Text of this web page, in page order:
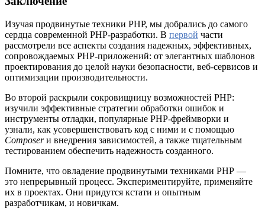
Изучая продвинутые техники PHP, мы добрались до самого
сердца современной PHP-разработки. В первой части
рассмотрели все аспекты создания надежных, эффективных,
сопровождаемых PHP-приложений: от элегантных шаблонов
проектирования до целой науки безопасности, веб-сервисов и
оптимизации производительности.
Во второй раскрыли сокровищницу возможностей PHP:
изучили эффективные стратегии обработки ошибок и
инструменты отладки, популярные PHP-фреймворки и
узнали, как усовершенствовать код с ними и с помощью
Composerи внедрения зависимостей, а также тщательным
тестированием обеспечить надежность созданного.
Помните, что овладение продвинутыми техниками PHP —
это непрерывный процесс. Экспериментируйте, применяйте
их в проектах. Они придутся кстати и опытным
разработчикам, и новичкам.